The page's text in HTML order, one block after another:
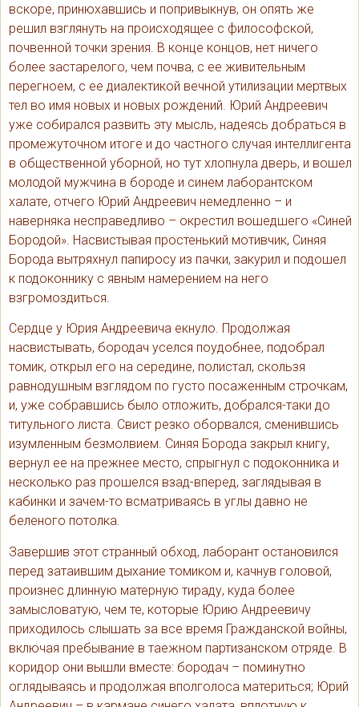
вскоре, принюхавшись и попривыкнув, он опять же
решил взглянуть на происходящее с философской,
почвенной точки зрения. В конце концов, нет ничего
более застарелого, чем почва, с ее живительным
перегноем, с ее диалектикой вечной утилизации мертвых
тел во имя новых и новых рождений. Юрий Андреевич
уже собирался развить эту мысль, надеясь добраться в
промежуточном итоге и до частного случая интеллигента
в общественной уборной, но тут хлопнула дверь, и вошел
молодой мужчина в бороде и синем лаборантском
халате, отчего Юрий Андреевич немедленно – и
наверняка несправедливо – окрестил вошедшего «Синей
Бородой». Насвистывая простенький мотивчик, Синяя
Борода вытряхнул папиросу из пачки, закурил и подошел
к подоконнику с явным намерением на него
взгромоздиться.
Сердце у Юрия Андреевича екнуло. Продолжая
насвистывать, бородач уселся поудобнее, подобрал
томик, открыл его на середине, полистал, скользя
равнодушным взглядом по густо посаженным строчкам,
и, уже собравшись было отложить, добрался-таки до
титульного листа. Свист резко оборвался, сменившись
изумленным безмолвием. Синяя Борода закрыл книгу,
вернул ее на прежнее место, спрыгнул с подоконника и
несколько раз прошелся взад-вперед, заглядывая в
кабинки и зачем-то всматриваясь в углы давно не
беленого потолка.
Завершив этот странный обход, лаборант остановился
перед затаившим дыхание томиком и, качнув головой,
произнес длинную матерную тираду, куда более
замысловатую, чем те, которые Юрию Андреевичу
приходилось слышать за все время Гражданской войны,
включая пребывание в таежном партизанском отряде. В
коридор они вышли вместе: бородач – поминутно
оглядываясь и продолжая вполголоса материться; Юрий